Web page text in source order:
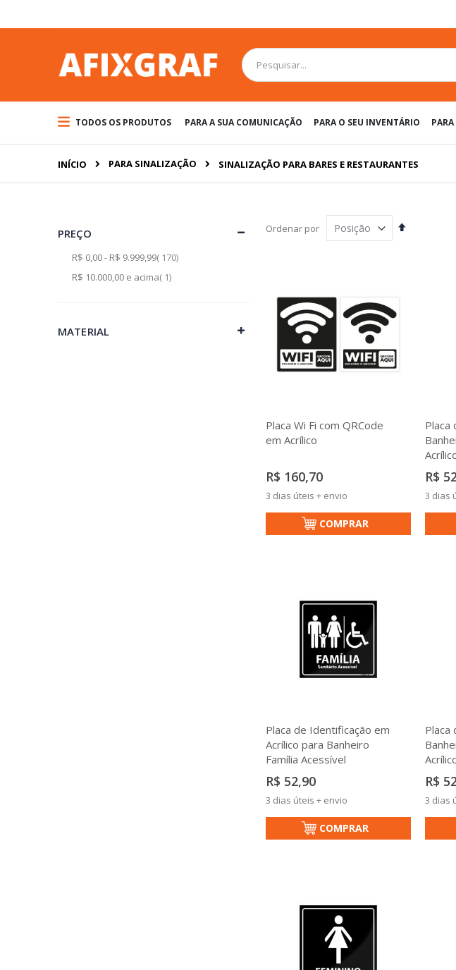
para
conteúdo
Pesquisa
TODOS OS PRODUTOS PARA A SUA COMUNICAÇÃO PARA O SEU INVENTÁRIO
INÍCIO PARA SINALIZAÇÃO SINALIZAÇÃO PARA BARES E RESTAURANTES
Ordenar por
Definir
Placa Wi Fi com QRCode
em Acrílico
R$ 160,70
3 dias úteis + envio
COMPRAR
Placa
R$
3 dias
Placa de Identificação em
Acrílico para Banheiro
Família Acessível
R$ 52,90
3 dias úteis + envio
COMPRAR
Placa
R$
3 dias
PREÇO
R$ 0,00- R$ 9.999,99 170artigo
R$ 10.000,00 e acima 1artigo
MATERIAL